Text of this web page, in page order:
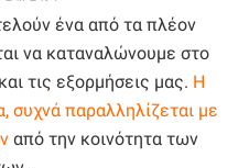
ένα από τα πλέον
να καταναλώνουμε στο
τις εξορμήσεις μας. Η
συχνά παραλληλίζεται με
από την κοινότητα των